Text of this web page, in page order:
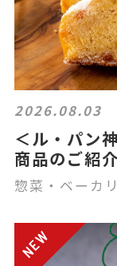
2026.08.03
＜ル・パン
商品のご紹
惣菜・ベーカ